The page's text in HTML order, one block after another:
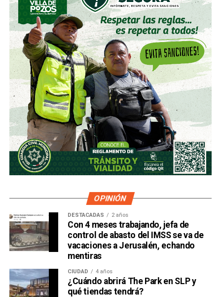
OPINIÓN
DESTACADAS 2 años
Con 4 meses trabajando, jefa de
control de abasto del IMSS se va de
vacaciones a Jerusalén, echando
mentiras
CIUDAD 4 años
¿Cuándo abrirá The Park en SLP y
qué tiendas tendrá?